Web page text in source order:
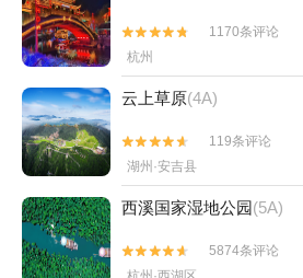


1170条评论
杭州
云上草原(4A)


119条评论
湖州·安吉县
西溪国家湿地公园(5A)


5874条评论